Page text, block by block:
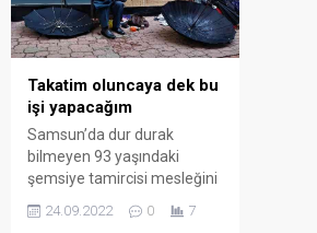
Takatim oluncaya dek bu
işi yapacağım
Samsun’da dur durak
bilmeyen 93 yaşındaki
şemsiye tamircisi mesleğini
ilk günkü azimle yapmaya
devam ediyor. Samsun’un
24.09.2022 0 7